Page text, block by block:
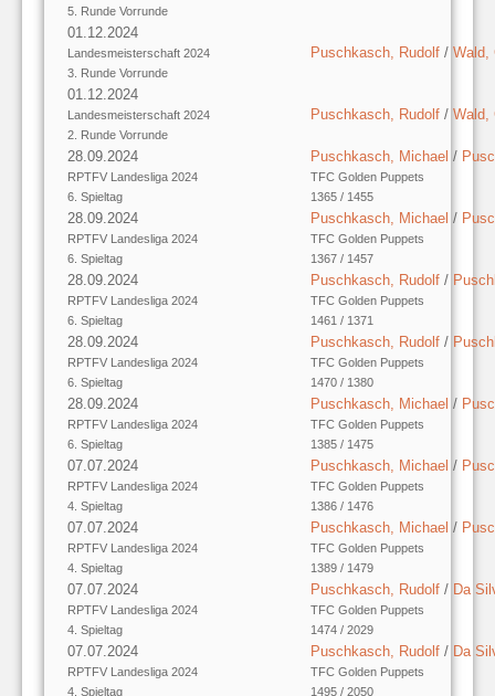
5. Runde Vorrunde
01.12.2024
Landesmeisterschaft 2024
3. Runde Vorrunde
Puschkasch, Rudolf / Wald,
01.12.2024
Landesmeisterschaft 2024
2. Runde Vorrunde
Puschkasch, Rudolf / Wald,
28.09.2024
RPTFV Landesliga 2024
6. Spieltag
Puschkasch, Michael /
TFC Golden Puppets
1365 / 1455
28.09.2024
RPTFV Landesliga 2024
6. Spieltag
Puschkasch, Michael /
TFC Golden Puppets
1367 / 1457
28.09.2024
RPTFV Landesliga 2024
6. Spieltag
Puschkasch, Rudolf /
TFC Golden Puppets
1461 / 1371
28.09.2024
RPTFV Landesliga 2024
6. Spieltag
Puschkasch, Rudolf /
TFC Golden Puppets
1470 / 1380
28.09.2024
RPTFV Landesliga 2024
6. Spieltag
Puschkasch, Michael /
TFC Golden Puppets
1385 / 1475
07.07.2024
RPTFV Landesliga 2024
4. Spieltag
Puschkasch, Michael /
TFC Golden Puppets
1386 / 1476
07.07.2024
RPTFV Landesliga 2024
4. Spieltag
Puschkasch, Michael /
TFC Golden Puppets
1389 / 1479
07.07.2024
RPTFV Landesliga 2024
4. Spieltag
Puschkasch, Rudolf / Da
TFC Golden Puppets
1474 / 2029
07.07.2024
RPTFV Landesliga 2024
4. Spieltag
Puschkasch, Rudolf / Da
TFC Golden Puppets
1495 / 2050